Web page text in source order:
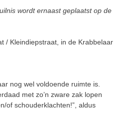
wordt ernaast geplaatst op de
/ Kleindiepstraat, in de Krabbelaar
nog wel voldoende ruimte is.
met zo’n zware zak lopen
of schouderklachten!”, aldus